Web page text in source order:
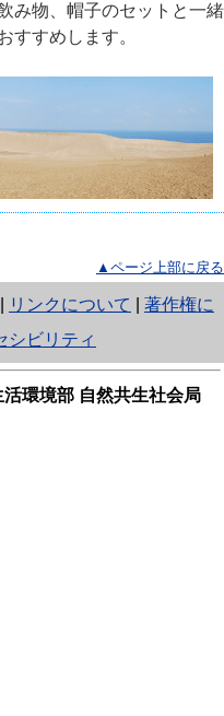
み物、帽子のセットと一緒
すすめします。
▲ページ上部に戻る
と
り
ネ
ッ
リンクについて
著作権に
シビリティ
環境部 自然共生社会局